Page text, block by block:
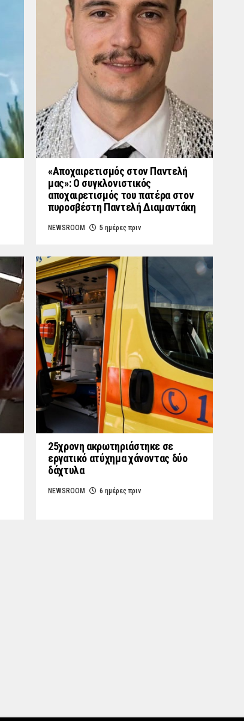
«Aποχαιρετισμός στον Παντελή
μας»: Ο συγκλονιστικός
αποχαιρετισμός του πατέρα στον
πυροσβέστη Παντελή Διαμαντάκη
NEWSROOM 5 ημέρες πριν
25χρονη ακρωτηριάστηκε σε
εργατικό ατύχημα χάνοντας δύο
δάχτυλα
NEWSROOM 6 ημέρες πριν